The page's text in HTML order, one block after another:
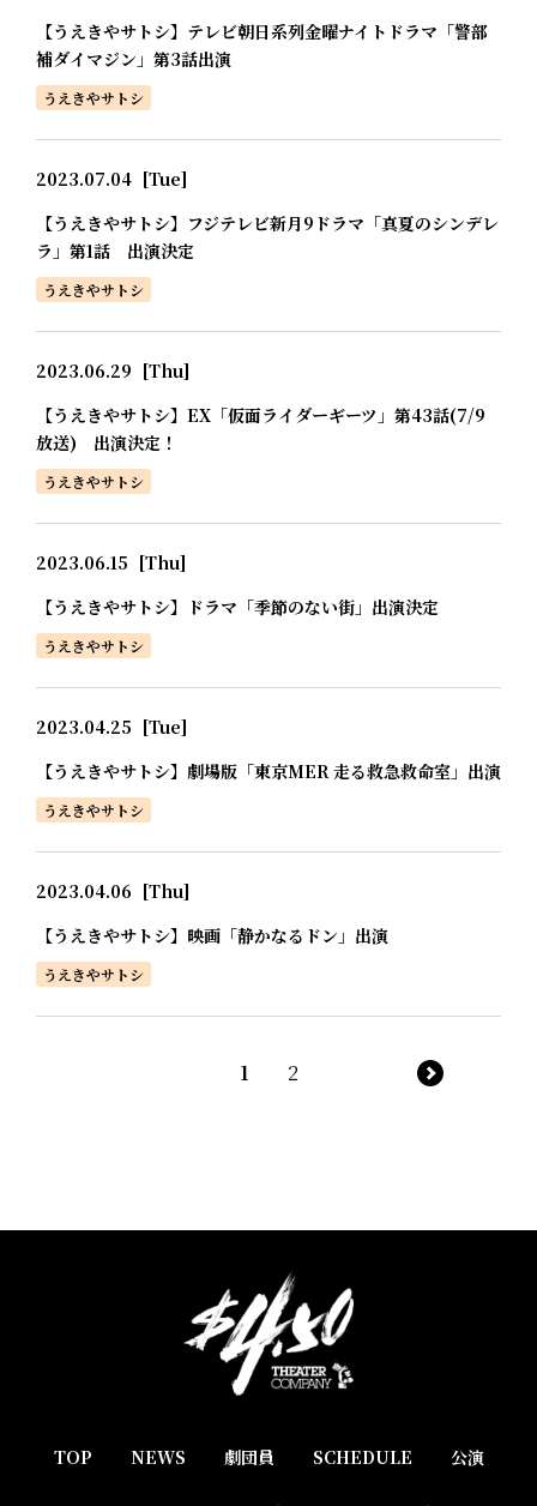
【うえきやサトシ】テレビ朝日系列金曜ナイトドラマ「警部
補ダイマジン」第3話出演
うえきやサトシ
2023.07.04 [Tue]
【うえきやサトシ】フジテレビ新月9ドラマ「真夏のシンデレ
ラ」第1話 出演決定
うえきやサトシ
2023.06.29 [Thu]
【うえきやサトシ】EX「仮面ライダーギーツ」第43話(7/9
放送) 出演決定！
うえきやサトシ
2023.06.15 [Thu]
【うえきやサトシ】ドラマ「季節のない街」出演決定
うえきやサトシ
2023.04.25 [Tue]
【うえきやサトシ】劇場版「東京MER 走る救急救命室」出演
うえきやサトシ
2023.04.06 [Thu]
【うえきやサトシ】映画「静かなるドン」出演
うえきやサトシ
1 2
TOP NEWS 劇団員 SCHEDULE 公演